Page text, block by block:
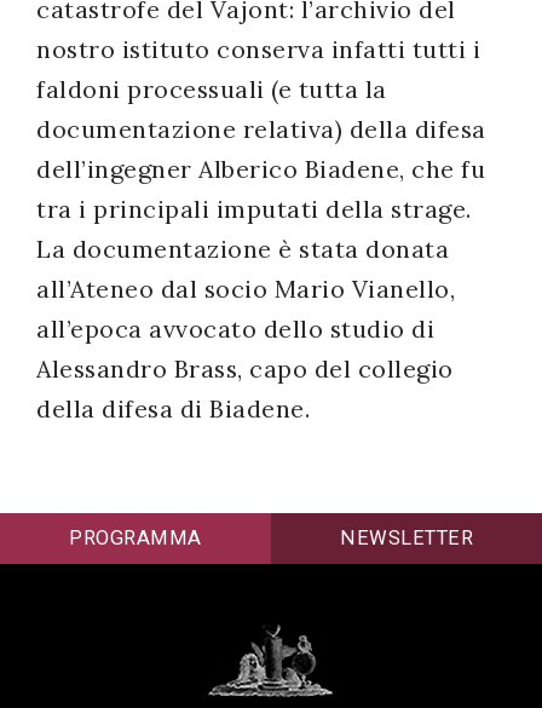
catastrofe del Vajont: l’archivio del
nostro istituto conserva infatti tutti i
faldoni processuali (e tutta la
documentazione relativa) della difesa
dell’ingegner Alberico Biadene, che fu
tra i principali imputati della strage.
La documentazione è stata donata
all’Ateneo dal socio Mario Vianello,
all’epoca avvocato dello studio di
Alessandro Brass, capo del collegio
della difesa di Biadene.
PROGRAMMA NEWSLETTER